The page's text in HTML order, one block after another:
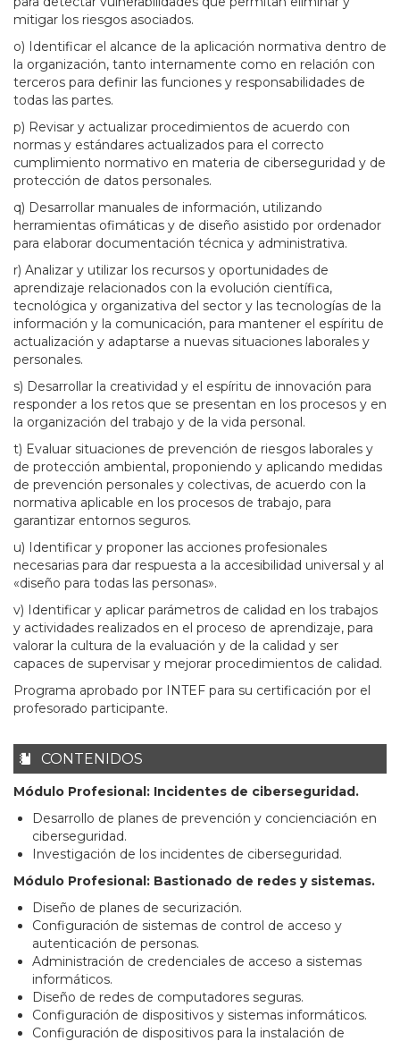
mitigar los riesgos asociados.
o) Identificar el alcance de la aplicación normativa dentro de
la organización, tanto internamente como en relación con
terceros para definir las funciones y responsabilidades de
todas las partes.
p) Revisar y actualizar procedimientos de acuerdo con
normas y estándares actualizados para el correcto
cumplimiento normativo en materia de ciberseguridad y de
protección de datos personales.
q) Desarrollar manuales de información, utilizando
herramientas ofimáticas y de diseño asistido por ordenador
para elaborar documentación técnica y administrativa.
r) Analizar y utilizar los recursos y oportunidades de
aprendizaje relacionados con la evolución científica,
tecnológica y organizativa del sector y las tecnologías de la
información y la comunicación, para mantener el espíritu de
actualización y adaptarse a nuevas situaciones laborales y
personales.
s) Desarrollar la creatividad y el espíritu de innovación para
responder a los retos que se presentan en los procesos y en
la organización del trabajo y de la vida personal.
t) Evaluar situaciones de prevención de riesgos laborales y
de protección ambiental, proponiendo y aplicando medidas
de prevención personales y colectivas, de acuerdo con la
normativa aplicable en los procesos de trabajo, para
garantizar entornos seguros.
u) Identificar y proponer las acciones profesionales
necesarias para dar respuesta a la accesibilidad universal y al
«diseño para todas las personas».
v) Identificar y aplicar parámetros de calidad en los trabajos
y actividades realizados en el proceso de aprendizaje, para
valorar la cultura de la evaluación y de la calidad y ser
capaces de supervisar y mejorar procedimientos de calidad.
Programa aprobado por INTEF para su certificación por el
profesorado participante.
CONTENIDOS
Módulo Profesional: Incidentes de ciberseguridad.
Desarrollo de planes de prevención y concienciación en
ciberseguridad.
Investigación de los incidentes de ciberseguridad.
Módulo Profesional: Bastionado de redes y sistemas.
Diseño de planes de securización.
Configuración de sistemas de control de acceso y
autenticación de personas.
Administración de credenciales de acceso a sistemas
informáticos.
Diseño de redes de computadores seguras.
Configuración de dispositivos y sistemas informáticos.
Configuración de dispositivos para la instalación de